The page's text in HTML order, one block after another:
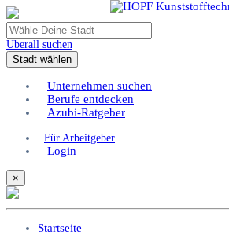
Überall suchen
Stadt wählen
Unternehmen suchen
Berufe entdecken
Azubi-Ratgeber
Für Arbeitgeber
Login
×
Startseite